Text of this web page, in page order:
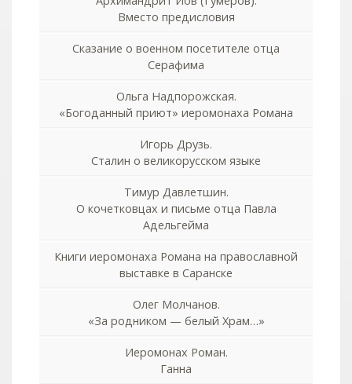
Вместо предисловия
Сказание о военном посетителе отца
Серафима
Ольга Надпорожская.
«Богоданный приют» иеромонаха Романа
Игорь Друзь.
Сталин о великорусском языке
Тимур Давлетшин.
О кочетковцах и письме отца Павла
Адельгейма
Книги иеромонаха Романа на православной
выставке в Саранске
Олег Молчанов.
«За родником — белый Храм…»
Иеромонах Роман.
Ганна